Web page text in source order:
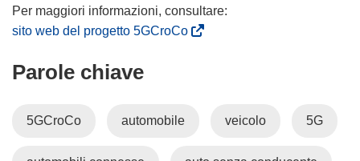
sito web del progetto 5GCroCo(
Parole chiave
5GCroCo automobile veicolo 5G